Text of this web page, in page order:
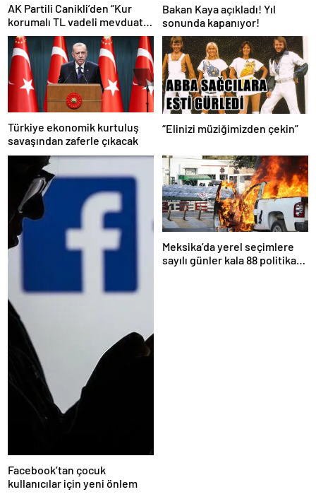
AK Partili Canikli’den “Kur
korumalı TL vadeli mevduat
sistemi” açıklaması!
Bakan Kaya açıkladı! Yıl
sonunda kapanıyor!
Türkiye ekonomik kurtuluş
savaşından zaferle çıkacak
“Elinizi müziğimizden çekin”
Facebook’tan çocuk
kullanıcılar için yeni önlem
Meksika’da yerel seçimlere
sayılı günler kala 88 politikacı